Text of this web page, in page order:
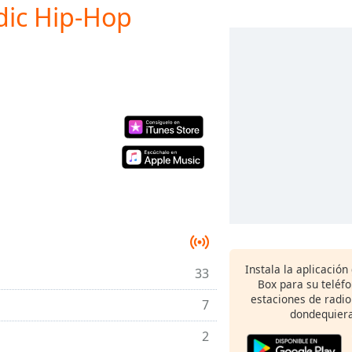
Hip-Hop
33
7
2
Instala la aplicación
Box para su
estaciones de